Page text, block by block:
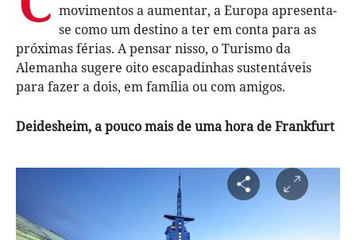
movimentos a aumentar, a Europa apresenta-
se como um destino a ter em conta para as
próximas férias. A pensar nisso, o Turismo da
Alemanha sugere oito escapadinhas sustentáveis
para fazer a dois, em família ou com amigos.
Deidesheim, a pouco mais de uma hora de Frankfurt